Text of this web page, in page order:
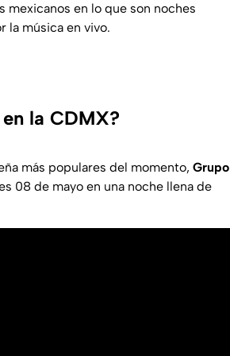
en lo que son noches
la música en vivo.
la CDMX?
más populares del momento, Grupo
08 de mayo en una noche llena de